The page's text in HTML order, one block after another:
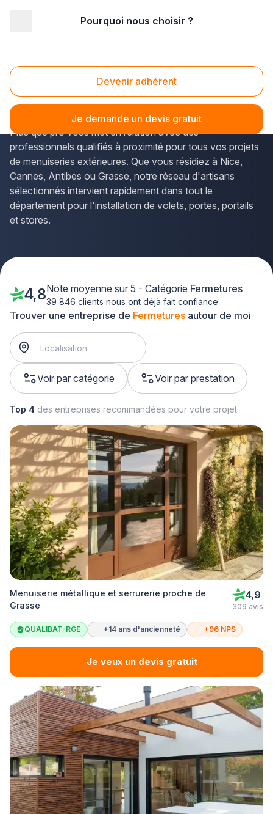
Pourquoi nous choisir ?
Devenir adhérent
Je demande un devis gratuit
Fermetures Alpes-Maritimes (06)
Vous envisagez d'installer ou de rénover vos
fermetures dans les Alpes-Maritimes? La solution
Plus que pro vous met en relation avec des
professionnels qualifiés à proximité pour tous vos projets
de menuiseries extérieures. Que vous résidiez à Nice,
Cannes, Antibes ou Grasse, notre réseau d'artisans
sélectionnés intervient rapidement dans tout le
département pour l'installation de volets, portes, portails
et stores.
Trouver une entreprise de Fermetures autour de moi
Voir par catégorie Voir par prestation
4,8Note moyenne sur 5 - Catégorie Fermetures
39 846 clients nous ont déjà fait confiance
Top 4 des entreprises recommandées pour votre projet
Menuiserie métallique et serrurerie proche de
Grasse
4,9
309 avis
QUALIBAT-RGE +14 ans d'ancienneté +96 NPS
Je veux un devis gratuit